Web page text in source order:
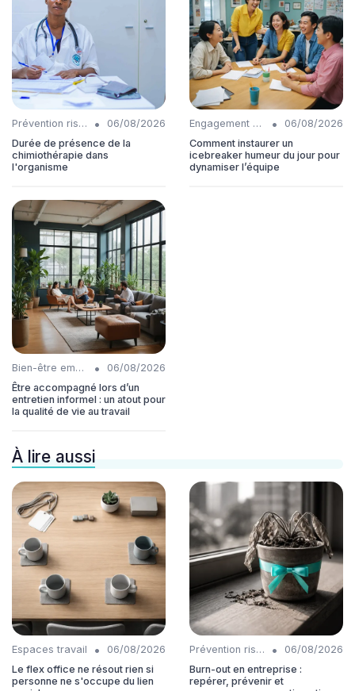
Prévention risques •
06/08/2026
Durée de présence de la
chimiothérapie dans
l'organisme
Engagement collaborateurs •
06/08/2026
Comment instaurer un
icebreaker humeur du jour pour
dynamiser l’équipe
Bien-être employés •
06/08/2026
Être accompagné lors d’un
entretien informel : un atout pour
la qualité de vie au travail
À lire aussi
Espaces travail •
06/08/2026
Le flex office ne résout rien si
personne ne s'occupe du lien
Prévention risques •
06/08/2026
Burn-out en entreprise :
repérer, prévenir et